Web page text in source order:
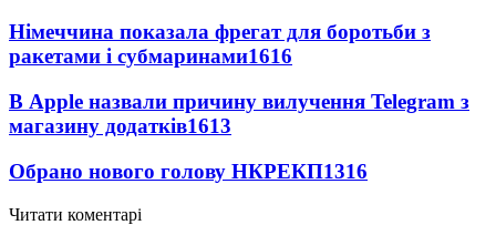
Німеччина показала фрегат для боротьби з
ракетами і субмаринами1616
В Apple назвали причину вилучення Telegram з
магазину додатків1613
Обрано нового голову НКРЕКП1316
Читати коментарі